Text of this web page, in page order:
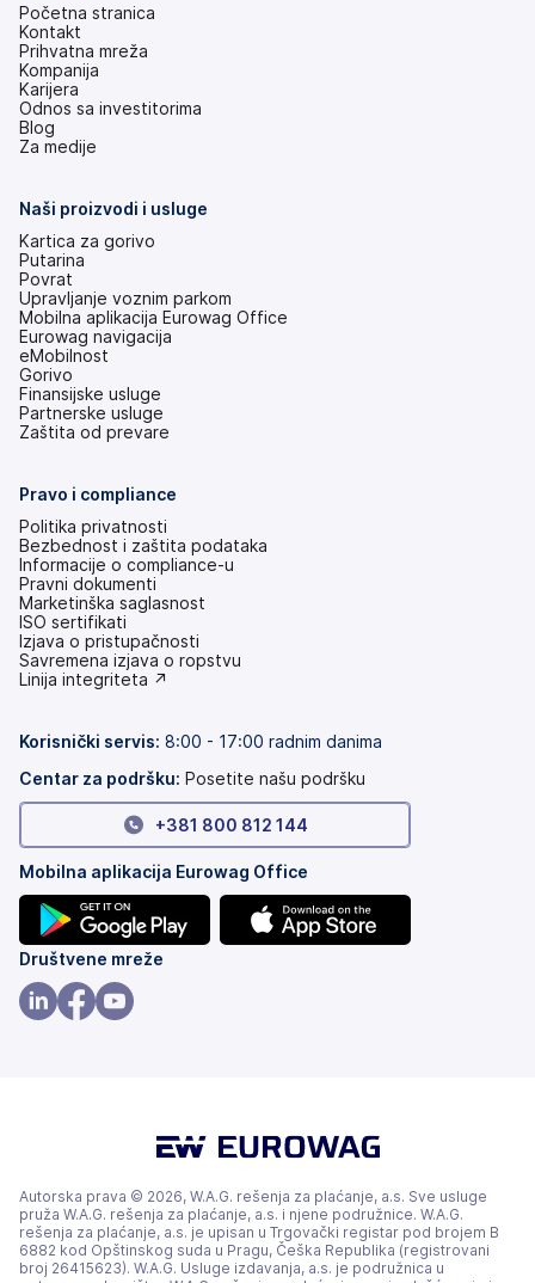
Početna stranica
Kontakt
Prihvatna mreža
Kompanija
Karijera
Odnos sa investitorima
(otvara
se
kartice)
Blog
Za medije
Naši proizvodi i usluge
Kartica za gorivo
Putarina
Povrat
Upravljanje voznim parkom
Mobilna aplikacija Eurowag Office
Eurowag navigacija
eMobilnost
Gorivo
Finansijske usluge
Partnerske usluge
Zaštita od prevare
Pravo i compliance
Politika privatnosti
Bezbednost i zaštita podataka
Informacije o compliance-u
Pravni dokumenti
Marketinška saglasnost
ISO sertifikati
Izjava o pristupačnosti
(otvara
se
kartice)
Savremena izjava o ropstvu
(otvara
nove
Linija integriteta ↗
Korisnički servis: 8:00 - 17:00 radnim danima
Centar za podršku: Posetite našu podršku
+381 800 812 144
Mobilna aplikacija Eurowag Office
(otvara
se
na
Društvene mreže
kartice)
Autorska prava © 2026, W.A.G. rešenja za plaćanje, a.s. Sve usluge
pruža W.A.G. rešenja za plaćanje, a.s. i njene podružnice. W.A.G.
rešenja za plaćanje, a.s. je upisan u Trgovački registar pod brojem B
6882 kod Opštinskog suda u Pragu, Češka Republika (registrovani
broj 26415623). W.A.G. Usluge izdavanja, a.s. je podružnica u